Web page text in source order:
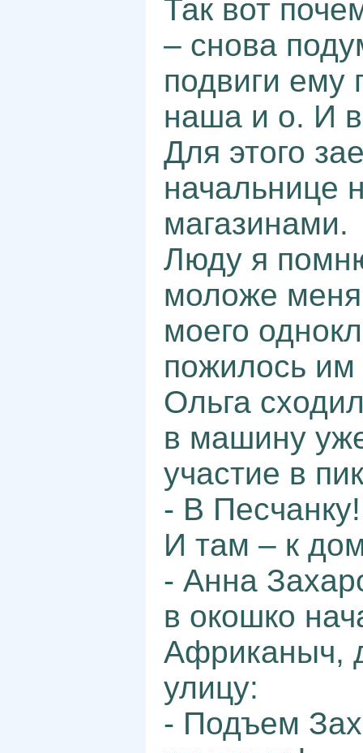
Так вот
– снова
подвиги ему
наша и о. И
Для этого
начальнице
магазинами.
Люду я
моложе
моего
пожилось им
Ольга
в машину
участие в
- В
И там – к
- Анна
в окошко
Африканыч,
улицу:
- Подъем